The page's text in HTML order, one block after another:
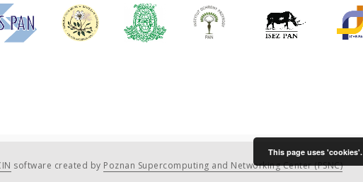
software created by Poznan Supercomputing and Networking Center (PSNC)
This page uses 'cookies'.